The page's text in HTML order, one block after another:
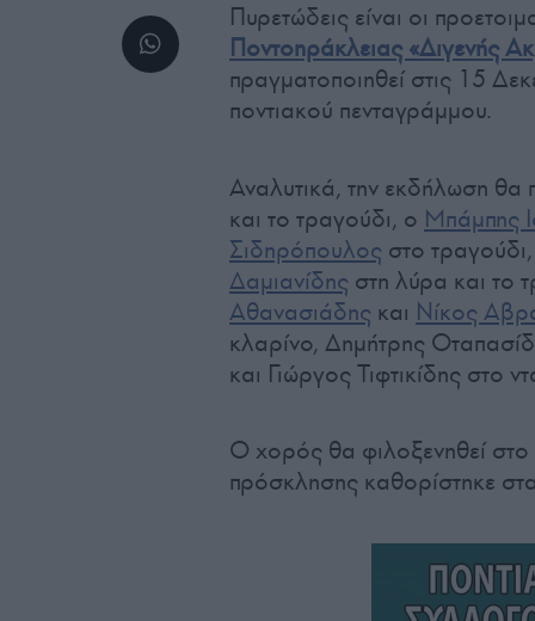
Πυρετώδεις είναι οι
Ποντοηράκλειας «Διγενής
πραγματοποιηθεί στις 15
ποντιακού πενταγράμμου.
Αναλυτικά, την εκδήλωση θα
και το τραγούδι, ο Μπάμπης
Σιδηρόπουλος στο τραγούδι,
Δαμιανίδης στη λύρα και το
Αθανασιάδης και Νίκος
κλαρίνο, Δημήτρης
και Γιώργος Τιφτικίδης στο
Ο χορός θα φιλοξενηθεί στο
πρόσκλησης καθορίστηκε